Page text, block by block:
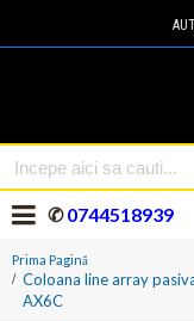
✆0744518939
Prima Pagină
Coloana line array
AX6C